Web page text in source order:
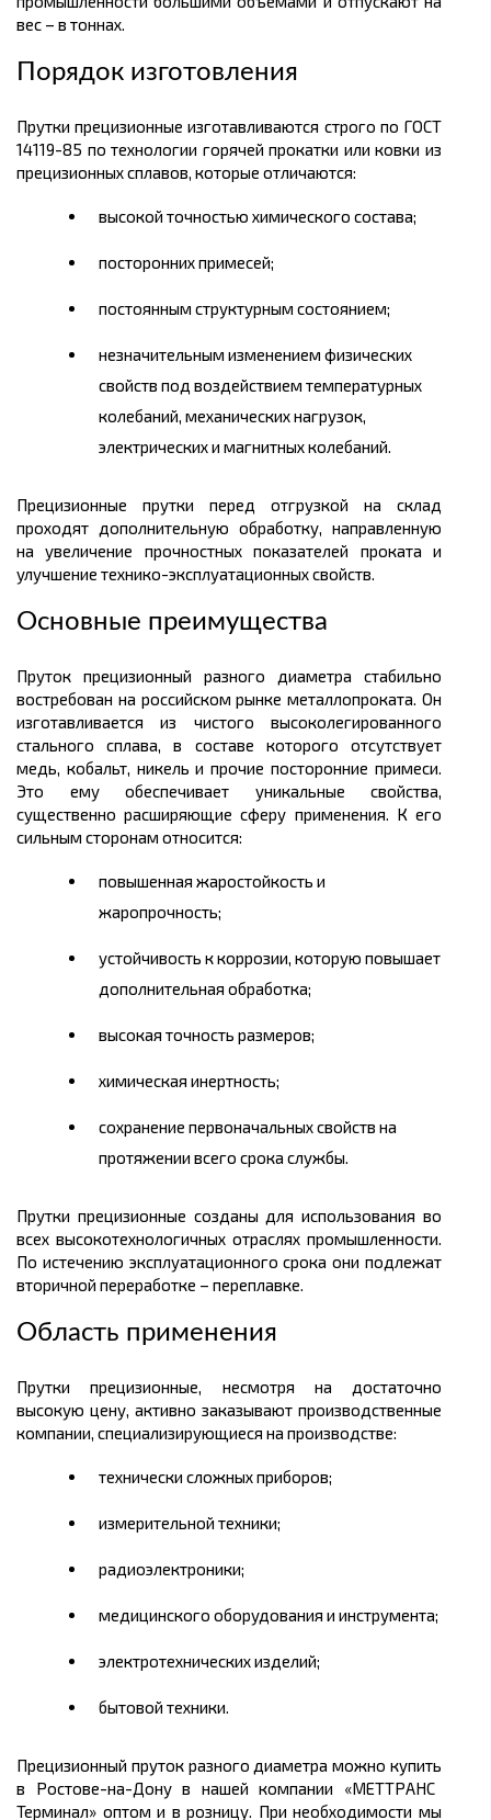
вес – в тоннах.
Порядок изготовления
Прутки прецизионные изготавливаются строго по ГОСТ
14119-85 по технологии горячей прокатки или ковки из
прецизионных сплавов, которые отличаются:
высокой точностью химического состава;
посторонних примесей;
постоянным структурным состоянием;
незначительным изменением физических
свойств под воздействием температурных
колебаний, механических нагрузок,
электрических и магнитных колебаний.
Прецизионные прутки перед отгрузкой на склад
проходят дополнительную обработку, направленную
на увеличение прочностных показателей проката и
улучшение технико-эксплуатационных свойств.
Основные преимущества
Пруток прецизионный разного диаметра стабильно
востребован на российском рынке металлопроката. Он
изготавливается из чистого высоколегированного
стального сплава, в составе которого отсутствует
медь, кобальт, никель и прочие посторонние примеси.
Это ему обеспечивает уникальные свойства,
существенно расширяющие сферу применения. К его
сильным сторонам относится:
повышенная жаростойкость и
жаропрочность;
устойчивость к коррозии, которую повышает
дополнительная обработка;
высокая точность размеров;
химическая инертность;
сохранение первоначальных свойств на
протяжении всего срока службы.
Прутки прецизионные созданы для использования во
всех высокотехнологичных отраслях промышленности.
По истечению эксплуатационного срока они подлежат
вторичной переработке – переплавке.
Область применения
Прутки прецизионные, несмотря на достаточно
высокую цену, активно заказывают производственные
компании, специализирующиеся на производстве:
технически сложных приборов;
измерительной техники;
радиоэлектроники;
медицинского оборудования и инструмента;
электротехнических изделий;
бытовой техники.
Прецизионный пруток разного диаметра можно купить
в Ростове-на-Дону в нашей компании «МЕТТРАНС
Терминал» оптом и в розницу. При необходимости мы